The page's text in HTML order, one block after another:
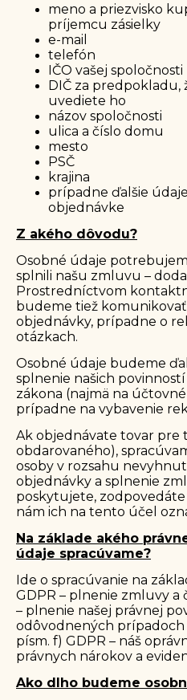
meno a priezvisko
príjemcu zásielky
e-mail
telefón
IČO vašej spoločnosti
DIČ za predpokladu,
uvediete ho
názov spoločnosti
ulica a číslo domu
mesto
PSČ
krajina
prípadne ďalšie
objednávke
Z akého dôvodu?
Osobné údaje
splnili našu zmluvu –
Prostredníctvom
budeme tiež komunikovať
objednávky, prípadne o
otázkach.
Osobné údaje budeme
splnenie našich
zákona (najmä na
prípadne na vybavenie
Ak objednávate tovar pre
obdarovaného),
osoby v rozsahu
objednávky a splnenie
poskytujete,
nám ich na tento účel
Na základe akého
údaje spracúvame?
Ide o spracúvanie na
GDPR – plnenie zmluvy a
– plnenie našej právnej
odôvodnených prípadoch
písm. f) GDPR – náš
právnych nárokov a
Ako dlho budeme